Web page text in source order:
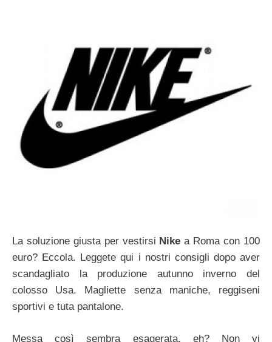
La soluzione giusta per vestirsi Nike a Roma con 100
euro? Eccola. Leggete qui i nostri consigli dopo aver
scandagliato la produzione autunno inverno del
colosso Usa. Magliette senza maniche, reggiseni
sportivi e tuta pantalone.
Messa così sembra esagerata, eh? Non vi